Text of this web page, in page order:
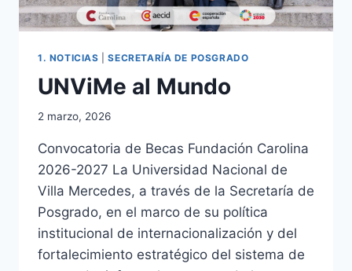
1. NOTICIAS |SECRETARÍA DE POSGRADO
UNViMe al Mundo
2 marzo, 2026
Convocatoria de Becas Fundación Carolina
2026-2027 La Universidad Nacional de
Villa Mercedes, a través de la Secretaría de
Posgrado, en el marco de su política
institucional de internacionalización y del
fortalecimiento estratégico del sistema de